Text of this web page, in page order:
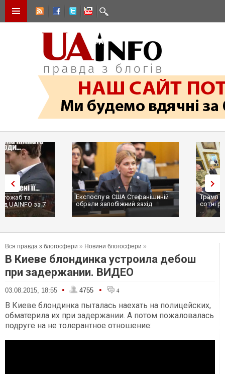
Експослу в США Стефанішиній
обрали запобіжний захід
Трамп не передасть Україні
сотні ракет до Patriot, бо у
Вся правда з блогосфери » Новини блогосфери »
В Киеве блондинка устроила дебош
при задержании. ВИДЕО
03.08.2015, 18:55 • 4755 • 4
В Киеве блондинка пыталась наехать на полицейских,
обматерила их при задержании. А потом пожаловалась
подруге на не толерантное отношение: